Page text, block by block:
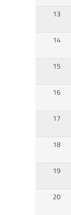
13
14
15
16
17
18
19
20